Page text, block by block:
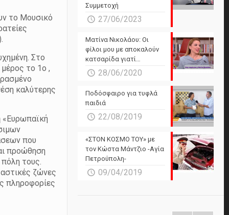
το Μουσικό
Στο
το 1ο ,
καλύτερης
«Ευρωπαϊκή
που
προώθηση
τους.
ζώνες
πληροφορίες
Συμμετοχή
27/06/2023
Ματίνα Νικολάου: Οι
φίλοι μου με αποκαλούν
κατσαρίδα γιατί…
28/06/2020
Ποδόσφαιρο για τυφλά
παιδιά
22/08/2019
«ΣΤΟΝ ΚΟΣΜΟ ΤΟΥ» με
τον Κώστα Μάντζιο -Αγία
Πετρούπολη-
09/04/2019